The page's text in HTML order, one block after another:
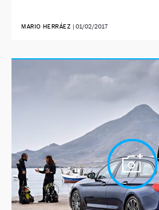
MARIO HERRÁEZ | 01/02/2017